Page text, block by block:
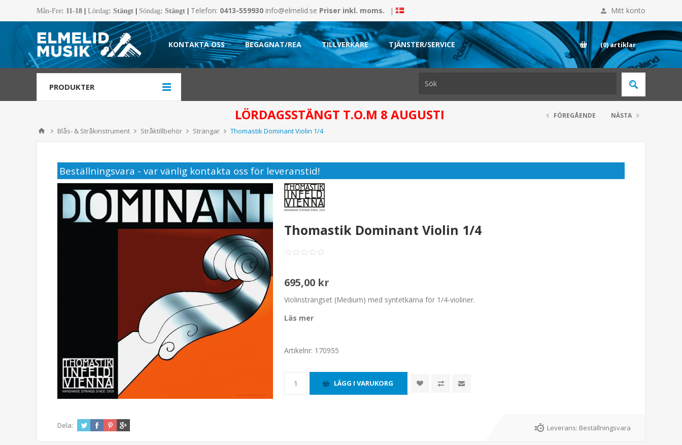
Mån-Fre: 11-18 Lördag: Stängt Söndag: Stängt Telefon: 0413-559930 info@elmelid.se Priser inkl. moms. | Mitt konto
KONTAKTA OSS BEGAGNAT/REA TILLVERKARE TJÄNSTER/SERVICE (0)artiklar
PRODUKTER
LÖRDAGSSTÄNGT T.O.M 8 AUGUSTI
Blås- & Stråkinstrument Stråktillbehör Strängar Thomastik Dominant Violin 1/4
FÖREGÅENDE NÄSTA
Beställningsvara - var vänlig kontakta oss för leveranstid!
Thomastik Dominant Violin 1/4
695,00 kr
Violinsträngset (Medium) med syntetkärna för 1/4-violiner.
Läs mer
Artikelnr: 170955
Dela: Leverans: Beställningsvara